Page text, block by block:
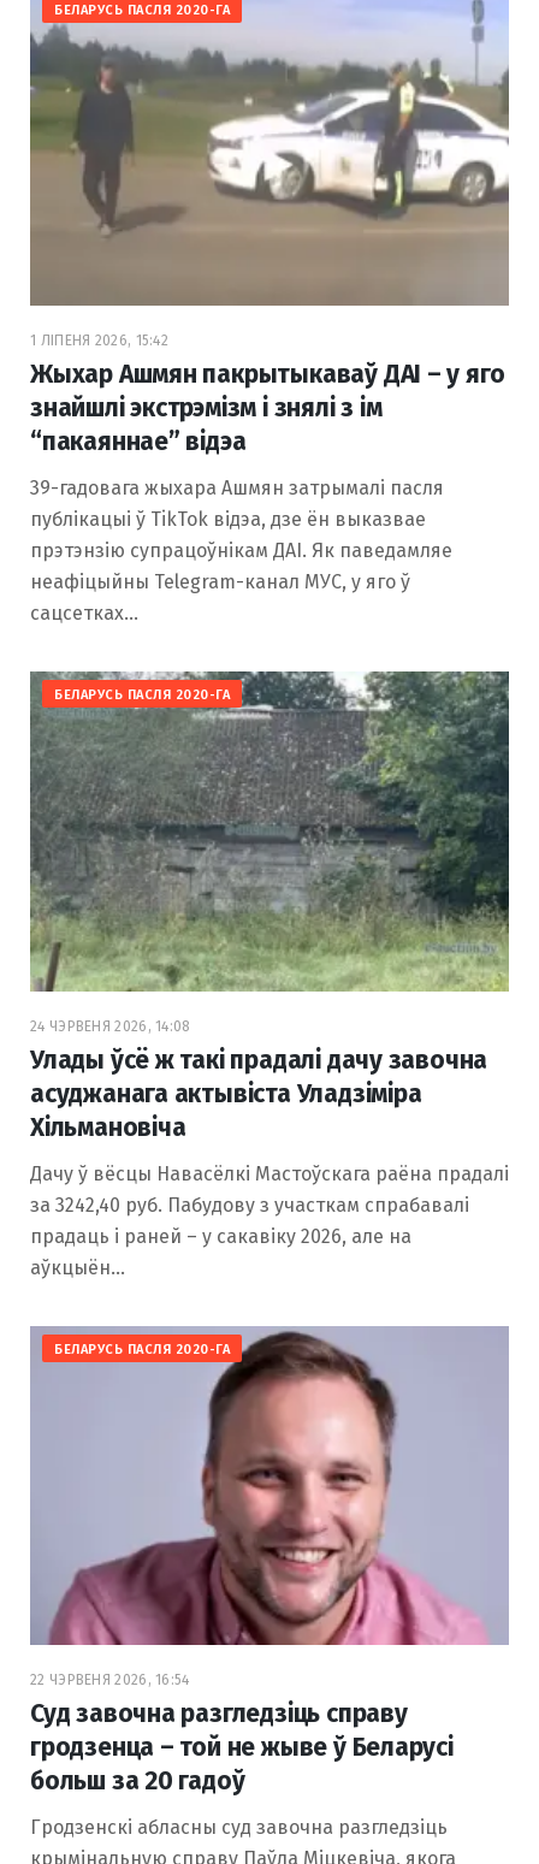
БЕЛАРУСЬ ПАСЛЯ 2020-ГА
1 ЛІПЕНЯ 2026, 15:42
Жыхар Ашмян пакрытыкаваў ДАІ – у яго
знайшлі экстрэмізм і знялі з ім
“пакаяннае” відэа
39-гадовага жыхара Ашмян затрымалі пасля
публікацыі ў TikTok відэа, дзе ён выказвае
прэтэнзію супрацоўнікам ДАІ. Як паведамляе
неафіцыйны Telegram-канал МУС, у яго ў
сацсетках…
БЕЛАРУСЬ ПАСЛЯ 2020-ГА
24 ЧЭРВЕНЯ 2026, 14:08
Улады ўсё ж такі прадалі дачу завочна
асуджанага актывіста Уладзіміра
Хільмановіча
Дачу ў вёсцы Навасёлкі Мастоўскага раёна прадалі
за 3242,40 руб. Пабудову з участкам спрабавалі
прадаць і раней – у сакавіку 2026, але на
аўкцыён…
БЕЛАРУСЬ ПАСЛЯ 2020-ГА
22 ЧЭРВЕНЯ 2026, 16:54
Суд завочна разгледзіць справу
гродзенца – той не жыве ў Беларусі
больш за 20 гадоў
Гродзенскі абласны суд завочна разгледзіць
крымінальную справу Паўла Міцкевіча, якога